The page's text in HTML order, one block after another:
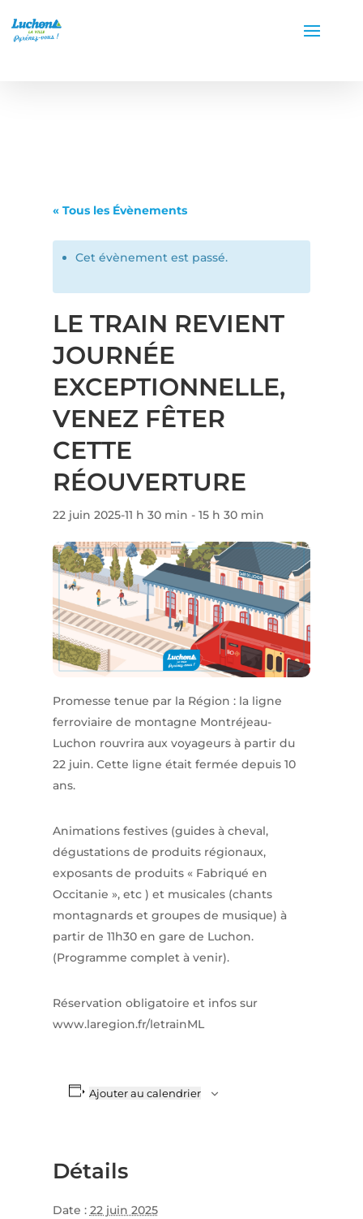
« Tous les Évènements
Cet évènement est passé.
LE TRAIN REVIENT
JOURNÉE
EXCEPTIONNELLE,
VENEZ FÊTER
CETTE
RÉOUVERTURE
22 juin 2025-11 h 30 min - 15 h 30 min
Promesse tenue par la Région : la ligne
ferroviaire de montagne Montréjeau-
Luchon rouvrira aux voyageurs à partir du
22 juin. Cette ligne était fermée depuis 10
ans.
Animations festives (guides à cheval,
dégustations de produits régionaux,
exposants de produits « Fabriqué en
Occitanie », etc ) et musicales (chants
montagnards et groupes de musique) à
partir de 11h30 en gare de Luchon.
(Programme complet à venir).
Réservation obligatoire et infos sur
www.laregion.fr/letrainML
Ajouter au calendrier
Détails
Date : 22 juin 2025